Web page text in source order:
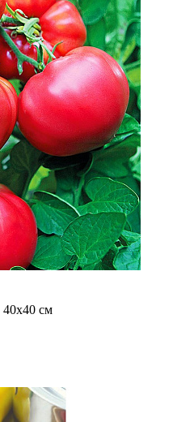
40х40 см